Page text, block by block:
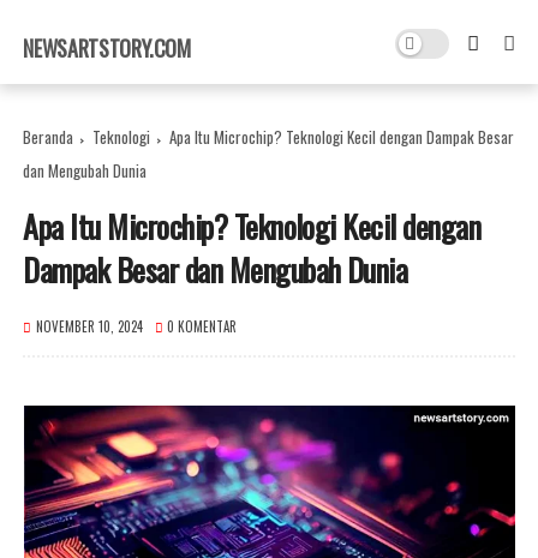
×
NEWSARTSTORY.COM
Beranda Teknologi
Apa Itu Microchip? Teknologi Kecil dengan Dampak Besar
dan Mengubah Dunia
Apa Itu Microchip? Teknologi Kecil dengan
Dampak Besar dan Mengubah Dunia
NOVEMBER 10, 2024 0 KOMENTAR